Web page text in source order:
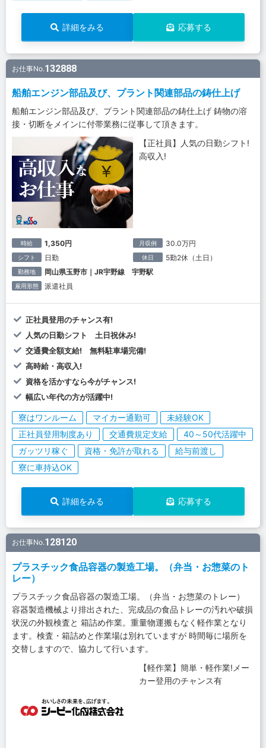
詳細をみる 応募する
お仕事No.132888
船舶エンジン部品及び、プラント関連部品の鋳仕上げ
船舶エンジン部品及び、プラント関連部品の鋳仕上げ 鋳物の溶
接・切断をメインに付帯業務に従事して頂きます。
【正社員】人気の日勤シフト!
高収入!
時給 1,350円 月収例 30.0万円
シフト 日勤 休日 5勤2休（土日）
勤務地 岡山県玉野市｜JR宇野線 宇野駅
雇用形態 派遣社員
正社員登用のチャンス有!
人気の日勤シフト 土日祝休み!
交通費全額支給! 無料駐車場完備!
高時給・高収入!
資格を活かすなら今がチャンス!
幅広い年代の方が活躍中!
寮はワンルーム マイカー通勤可
未経験OK
正社員登用制度あり
交通費規定支給
40～50代活躍中
ガッツリ稼ぐ
資格・免許が取れる
給与前渡し
寮に車持込OK
詳細をみる 応募する
お仕事No.128120
プラスチック食品容器の製造工場。（弁当・お惣菜のト
レー）
プラスチック食品容器の製造工場。（弁当・お惣菜のトレー）
容器製造機械より排出された、完成品の食品トレーの汚れや破損
状況の外観検査と 箱詰め作業。重量物運搬もなく軽作業となり
ます。検査・箱詰めと作業場は別れていますが 時間毎に場所を
交替しますので、協力して行います。
【軽作業】簡単・軽作業!メー
カー登用のチャンス有